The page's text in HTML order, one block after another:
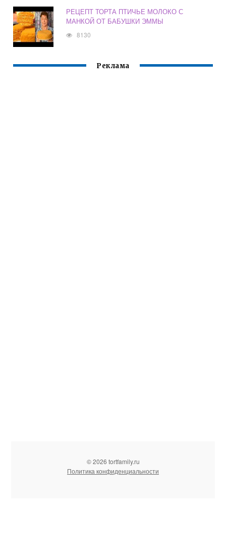
РЕЦЕПТ ТОРТА ПТИЧЬЕ МОЛОКО С
МАНКОЙ ОТ БАБУШКИ ЭММЫ
8130
Реклама
© 2026 tortfamily.ru
Политика конфиденциальности